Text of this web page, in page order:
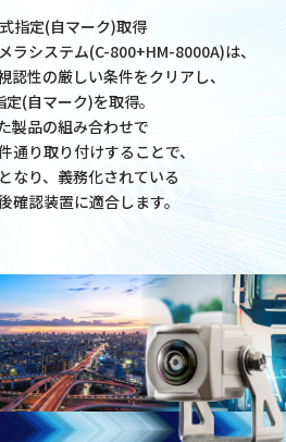
お問い合わせ
指定(自マーク)取得
ラシステム(C-800+HM-8000A)は、
認性の厳しい条件をクリアし、
(自マーク)を取得。
製品の組み合わせで
通り取り付けすることで、
なり、義務化されている
確認装置に適合します。